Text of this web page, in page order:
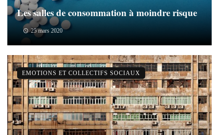
Les salles de consommation à moindre risque
25 mars 2020
EMOTIONS ET COLLECTIFS SOCIAUX